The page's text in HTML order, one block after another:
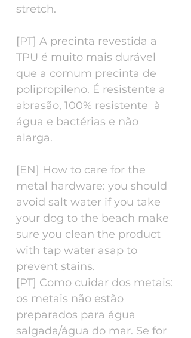
stretch.
[PT] A precinta revestida a
TPU é muito mais durável
que a comum precinta de
polipropileno. É resistente a
abrasão, 100% resistente à
água e bactérias e não
alarga.
[EN] How to care for the
metal hardware: you should
avoid salt water if you take
your dog to the beach make
sure you clean the product
with tap water asap to
prevent stains.
[PT] Como cuidar dos metais:
os metais não estão
preparados para água
salgada/água do mar. Se for